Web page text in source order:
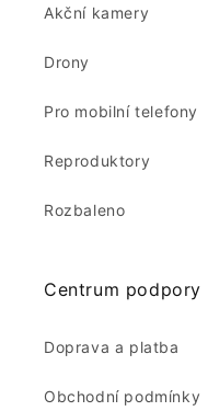
Akční kamery
Drony
Pro mobilní telefony
Reproduktory
Rozbaleno
Centrum podpory
Doprava a platba
Obchodní podmínky